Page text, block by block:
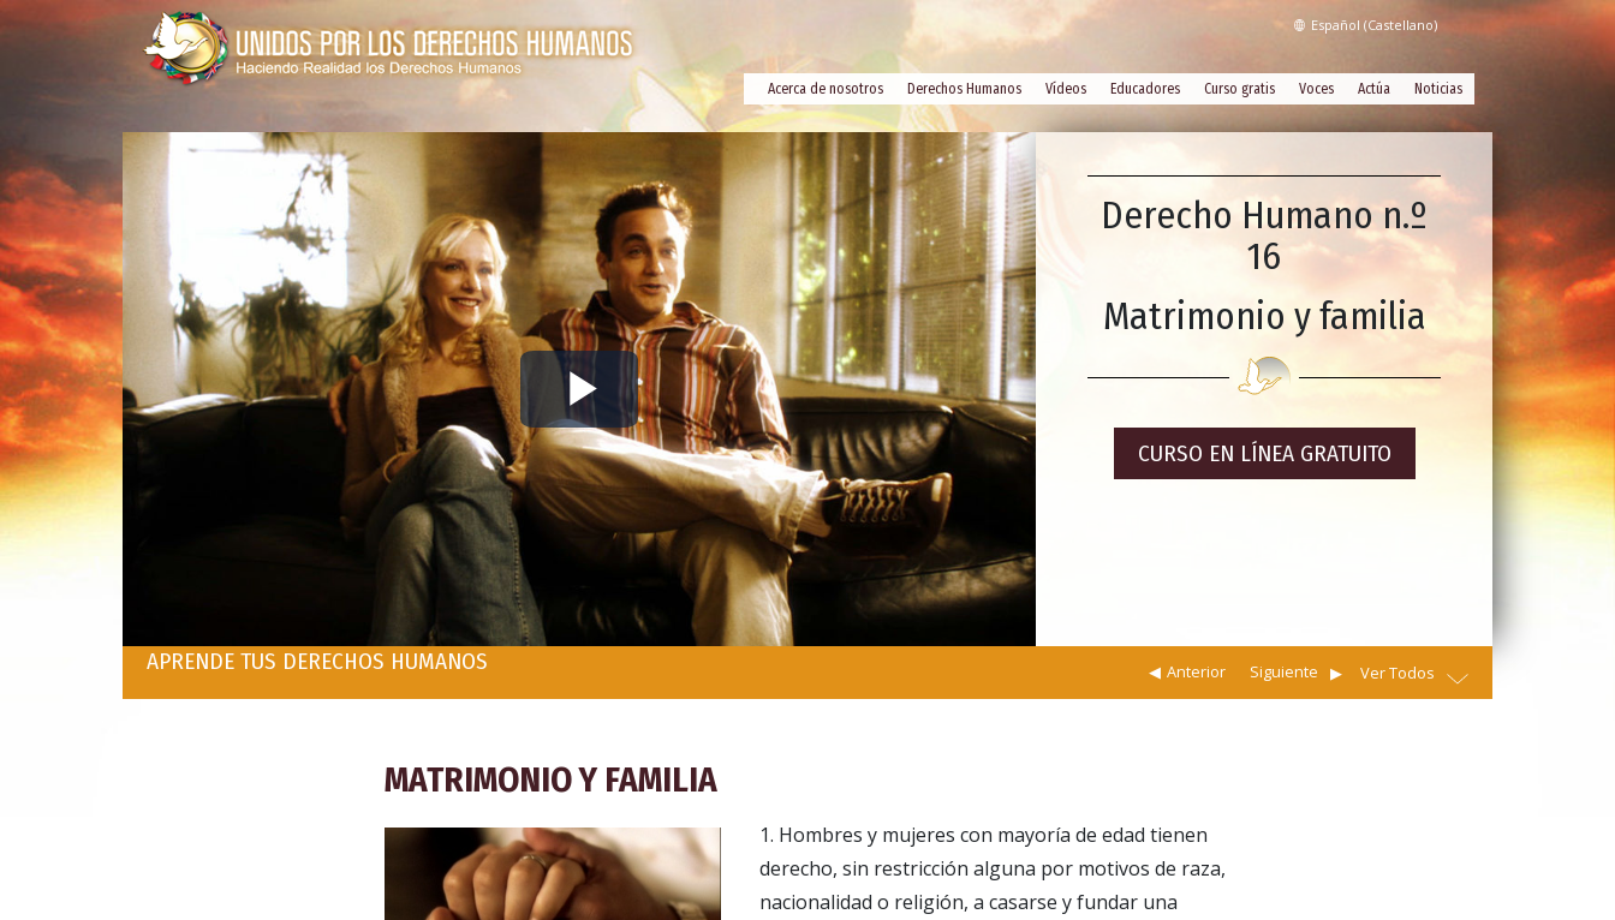
Español (Castellano)
Acerca de nosotros Derechos Humanos Vídeos Educadores Curso gratis Voces Actúa Noticias
Play
Video
Derecho Humano n.º
16
Matrimonio y familia
CURSO EN LÍNEA GRATUITO
APRENDE TUS DERECHOS HUMANOS Siguiente
Anterior Ver Todos
MATRIMONIO Y FAMILIA
1. Hombres y mujeres con mayoría de edad tienen
derecho, sin restricción alguna por motivos de raza,
nacionalidad o religión, a casarse y fundar una